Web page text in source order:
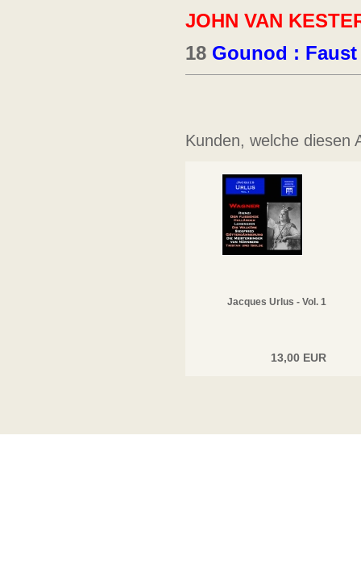
JOHN VAN
18 Gounod :
Kunden, welche diesen
Jacques Urlus - Vol. 1
13,00 EUR